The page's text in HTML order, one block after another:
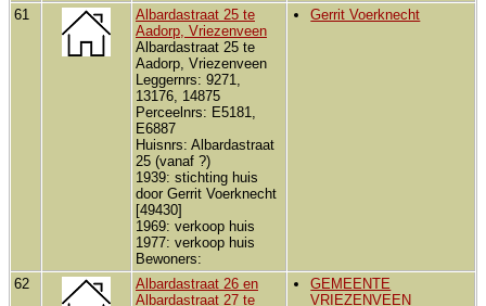
61
Albardastraat 25 te
Aadorp, Vriezenveen
Albardastraat 25 te
Aadorp, Vriezenveen
Leggernrs: 9271,
13176, 14875
Perceelnrs: E5181,
E6887
Huisnrs: Albardastraat
25 (vanaf ?)
1939: stichting huis
door Gerrit Voerknecht
[49430]
1969: verkoop huis
1977: verkoop huis
Bewoners:
Gerrit Voerknecht
62
Albardastraat 26 en
Albardastraat 27 te
GEMEENTE
VRIEZENVEEN